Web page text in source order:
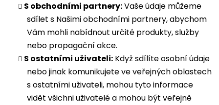
S obchodními partnery:Vaše údaje můžeme
sdílet s Našimi obchodními partnery, abychom
Vám mohli nabídnout určité produkty, služby
nebo propagační akce.
S ostatními uživateli: Když sdílíte osobní údaje
nebo jinak komunikujete ve veřejných oblastech
s ostatními uživateli, mohou tyto informace
vidět všichni uživatelé a mohou být veřejně